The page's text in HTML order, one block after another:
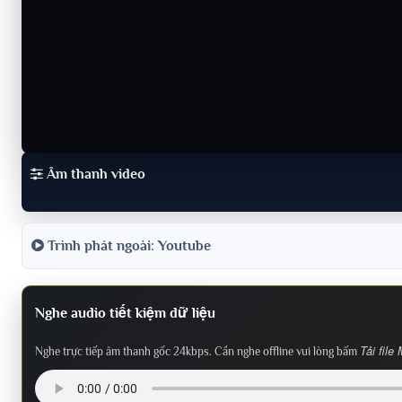
Âm thanh video
Trình phát ngoài: Youtube
Nghe audio tiết kiệm dữ liệu
Nghe trực tiếp âm thanh gốc 24kbps. Cần nghe offline vui lòng bấm Tải file